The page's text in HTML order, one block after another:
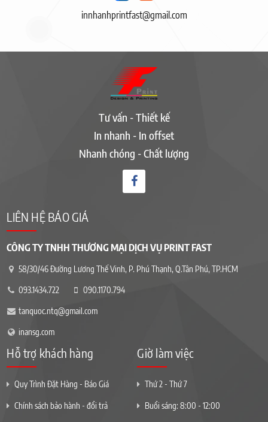
innhanhprintfast@gmail.com
Tư vấn - Thiết kế
In nhanh - In offset
Nhanh chóng - Chất lượng
LIÊN HỆ BÁO GIÁ
CÔNG TY TNHH THƯƠNG MẠI DỊCH VỤ PRINT FAST
58/30/46 Đường Lương Thế Vinh, P. Phú Thạnh, Q.Tân Phú, TP.HCM
093.1434.722 090.1170.794
tanquoc.ntq@gmail.com
inansg.com
Hỗ trợ khách hàng
Quy Trình Đặt Hàng - Báo Giá
Chính sách bảo hành - đổi trả
Giờ làm việc
Thứ 2 - Thứ 7
Buổi sáng: 8:00 - 12:00